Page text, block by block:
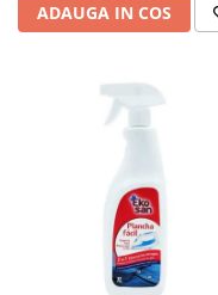
ADAUGA IN COS